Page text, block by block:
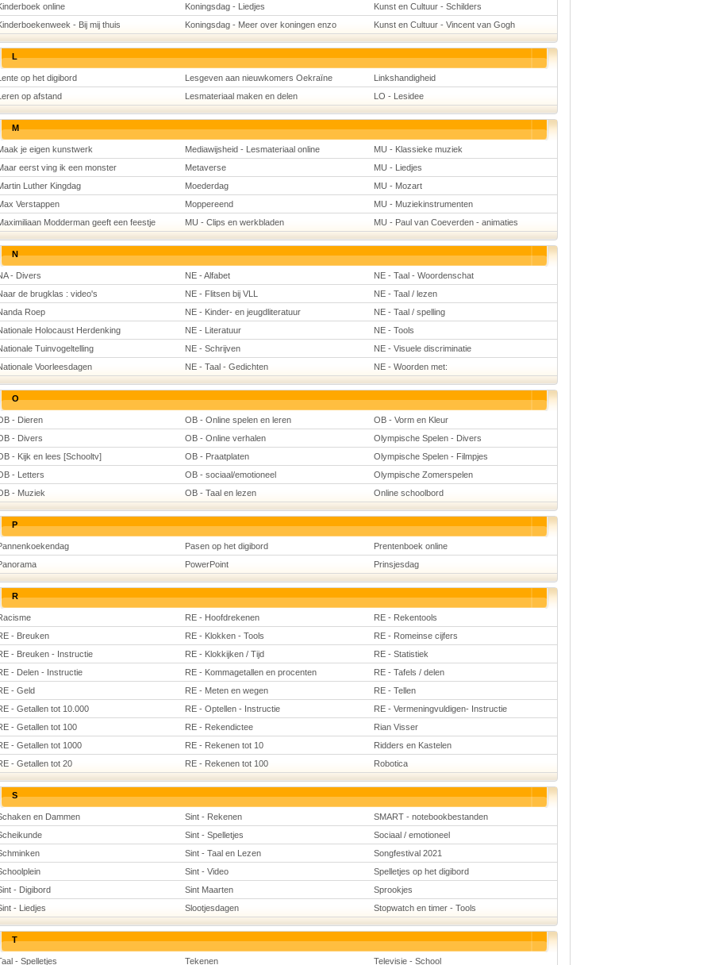
online
Koningsdag - Liedjes
Kunst en Cultuur - Schilders
- Bij mij thuis
Koningsdag - Meer over koningen enzo Kunst en Cultuur - Vincent van Gogh
L
op het digibord Lesgeven aan nieuwkomers Oekraïne
Linkshandigheid
op afstand
Lesmateriaal maken en delen LO - Lesidee
M
je eigen kunstwerk Mediawijsheid - Lesmateriaal online
MU - Klassieke muziek
eerst ving ik een monster
Metaverse
MU - Liedjes
Luther Kingdag
Moederdag
MU - Mozart
Verstappen
Moppereend
MU - Muziekinstrumenten
Modderman geeft een feestje
MU - Clips en werkbladen MU - Paul van Coeverden - animaties
N
- Divers NE - Alfabet
NE - Taal - Woordenschat
de brugklas : video's
NE - Flitsen bij VLL
NE - Taal / lezen
Roep
NE - Kinder- en jeugdliteratuur
NE - Taal / spelling
Holocaust Herdenking
NE - Literatuur
NE - Tools
Tuinvogeltelling
NE - Schrijven
NE - Visuele discriminatie
Voorleesdagen
NE - Taal - Gedichten NE - Woorden met:
O
- Dieren OB - Online spelen en leren
OB - Vorm en Kleur
- Divers
OB - Online verhalen
Olympische Spelen - Divers
- Kijk en lees [Schooltv]
OB - Praatplaten
Olympische Spelen - Filmpjes
- Letters
OB - sociaal/emotioneel
Olympische Zomerspelen
- Muziek
OB - Taal en lezen Online schoolbord
P
Pasen op het digibord
Prentenboek online
PowerPoint Prinsjesdag
R
RE - Hoofdrekenen
RE - Rekentools
- Breuken
RE - Klokken - Tools
RE - Romeinse cijfers
- Breuken - Instructie
RE - Klokkijken / Tijd
RE - Statistiek
- Delen - Instructie
RE - Kommagetallen en procenten
RE - Tafels / delen
- Geld
RE - Meten en wegen
RE - Tellen
- Getallen tot 10.000
RE - Optellen - Instructie
RE - Vermeningvuldigen- Instructie
- Getallen tot 100
RE - Rekendictee
Rian Visser
- Getallen tot 1000
RE - Rekenen tot 10
Ridders en Kastelen
- Getallen tot 20
RE - Rekenen tot 100 Robotica
S
en Dammen Sint - Rekenen
SMART - notebookbestanden
Sint - Spelletjes
Sociaal / emotioneel
Sint - Taal en Lezen
Songfestival 2021
Sint - Video
Spelletjes op het digibord
- Digibord
Sint Maarten
Sprookjes
- Liedjes
Slootjesdagen Stopwatch en timer - Tools
T
- Spelletjes Tekenen Televisie - School